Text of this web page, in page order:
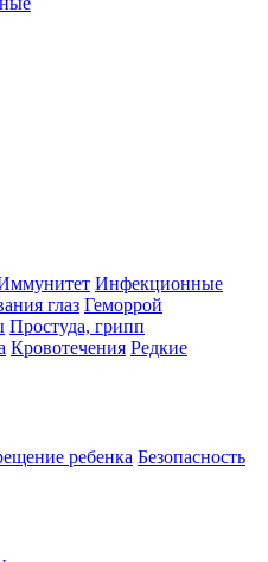
Инфекционные
глаз Геморрой
Простуда, грипп
Кровотечения Редкие
ребенка Безопасность